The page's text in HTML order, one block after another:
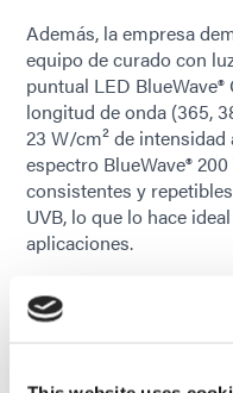
Además, la empresa
equipo de curado con
puntual LED
longitud de onda (365,
23 W/cm² de
espectro BlueWave®
consistentes y
UVB, lo que lo hace
aplicaciones.
Con un nuevo centro
pruebas en Querétaro,